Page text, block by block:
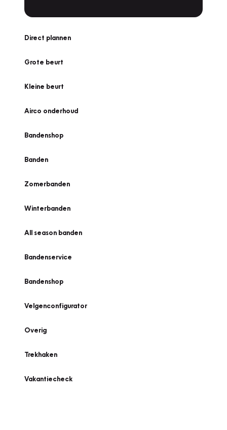
Direct plannen
Grote beurt
Kleine beurt
Airco onderhoud
Bandenshop
Banden
Zomerbanden
Winterbanden
All season banden
Bandenservice
Bandenshop
Velgenconfigurator
Overig
Trekhaken
Vakantiecheck